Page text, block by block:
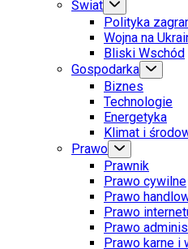
Świat
Polityka
Wojna na
Bliski Wschód
Gospodarka
Biznes
Technologie
Energetyka
Klimat i
Prawo
Prawnik
Prawo cywilne
Prawo
Prawo
Prawo
Prawo karne i